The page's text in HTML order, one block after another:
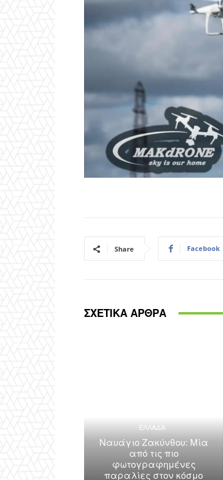
Share Facebook
ΣΧΕΤΙΚΑ ΑΡΘΡΑ
ΕΛΛΑΔΑ
Ναυάγιο Ζακύνθου: Μία
από τις πιο
φωτογραφημένες
παραλίες στον κόσμο